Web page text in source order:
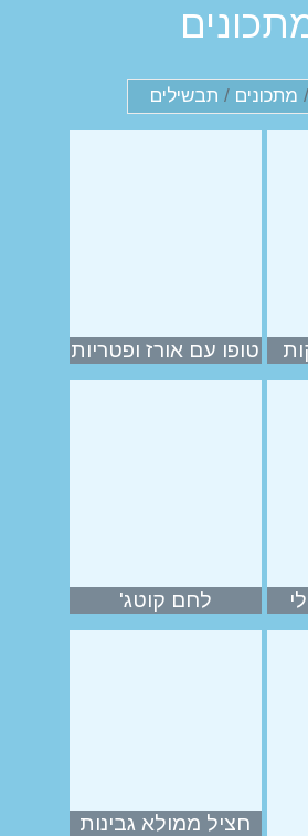
/ מתכונים / תבשילים
טופו עם אורז ופטריות
לחם קוטג'
חציל ממולא גבינות